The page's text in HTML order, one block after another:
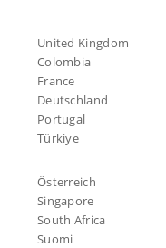
United Kingdom
Colombia
France
Deutschland
Portugal
Türkiye
Österreich
Singapore
South Africa
Suomi